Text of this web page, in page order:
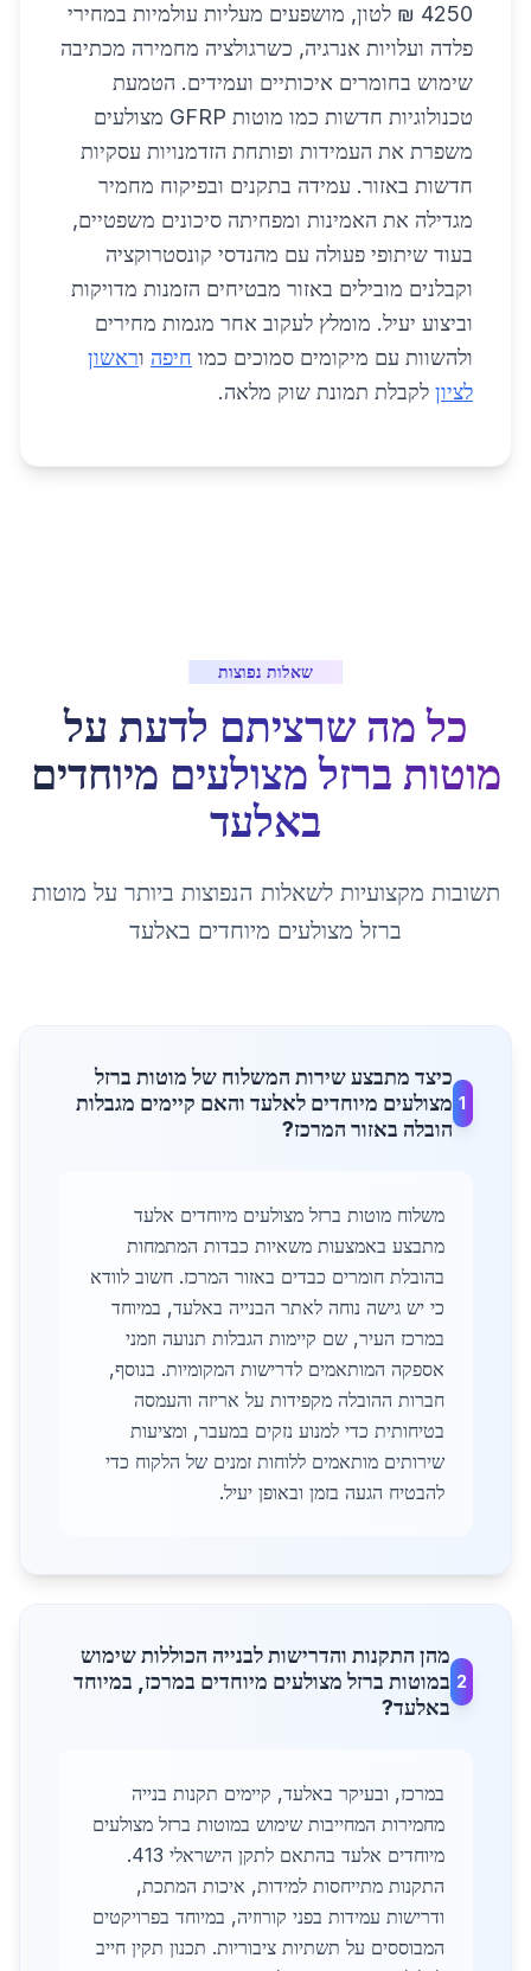
4250 ₪ לטון, מושפעים מעליות עולמיות במחירי
פלדה ועלויות אנרגיה, כשרגולציה מחמירה מכתיבה
שימוש בחומרים איכותיים ועמידים. הטמעת
טכנולוגיות חדשות כמו מוטות GFRP מצולעים
משפרת את העמידות ופותחת הזדמנויות עסקיות
חדשות באזור. עמידה בתקנים ובפיקוח מחמיר
מגדילה את האמינות ומפחיתה סיכונים משפטיים,
בעוד שיתופי פעולה עם מהנדסי קונסטרוקציה
וקבלנים מובילים באזור מבטיחים הזמנות מדויקות
וביצוע יעיל. מומלץ לעקוב אחר מגמות מחירים
ולהשוות עם מיקומים סמוכים כמו חיפה וראשון
לציון לקבלת תמונת שוק מלאה.
שאלות נפוצות
כל מה שרציתם לדעת על
מוטות ברזל מצולעים מיוחדים
באלעד
תשובות מקצועיות לשאלות הנפוצות ביותר על מוטות
ברזל מצולעים מיוחדים באלעד
1
כיצד מתבצע שירות המשלוח של מוטות ברזל
מצולעים מיוחדים לאלעד והאם קיימים מגבלות
הובלה באזור המרכז?
משלוח מוטות ברזל מצולעים מיוחדים אלעד
מתבצע באמצעות משאיות כבדות המתמחות
בהובלת חומרים כבדים באזור המרכז. חשוב לוודא
כי יש גישה נוחה לאתר הבנייה באלעד, במיוחד
במרכז העיר, שם קיימות הגבלות תנועה וזמני
אספקה המותאמים לדרישות המקומיות. בנוסף,
חברות ההובלה מקפידות על אריזה והעמסה
בטיחותית כדי למנוע נזקים במעבר, ומציעות
שירותים מותאמים ללוחות זמנים של הלקוח כדי
להבטיח הגעה בזמן ובאופן יעיל.
2
מהן התקנות והדרישות לבנייה הכוללות שימוש
במוטות ברזל מצולעים מיוחדים במרכז, במיוחד
באלעד?
במרכז, ובעיקר באלעד, קיימים תקנות בנייה
מחמירות המחייבות שימוש במוטות ברזל מצולעים
מיוחדים אלעד בהתאם לתקן הישראלי 413.
התקנות מתייחסות למידות, איכות המתכת,
ודרישות עמידות בפני קורוזיה, במיוחד בפרויקטים
המבוססים על תשתיות ציבוריות. תכנון תקין חייב